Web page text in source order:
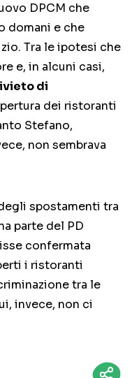
DPCM che
domani e che
Tra le ipotesi che
e, in alcuni casi,
di
dei ristoranti
Stefano,
non sembrava
spostamenti tra
parte del PD
confermata
i ristoranti
tra le
invece, non ci